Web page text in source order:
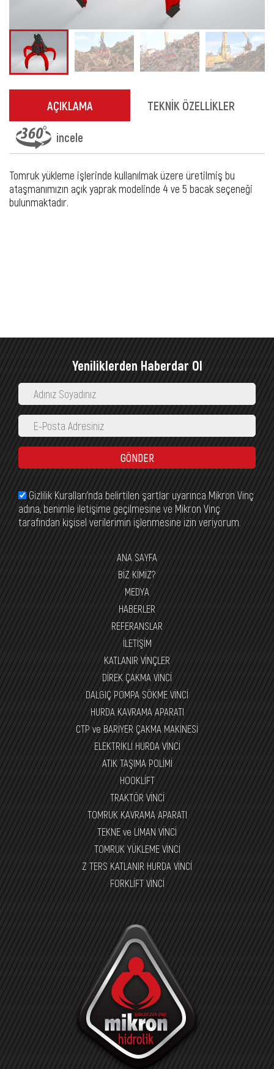
AÇIKLAMA TEKNİK ÖZELLİKLER
incele
Tomruk yükleme işlerinde kullanılmak üzere üretilmiş bu
ataşmanımızın açık yaprak modelinde 4 ve 5 bacak seçeneği
bulunmaktadır.
Yeniliklerden Haberdar Ol
GÖNDER
Gizlilik Kuralları’nda belirtilen şartlar uyarınca Mikron Vinç
adına, benimle iletişime geçilmesine ve Mikron Vinç
tarafından kişisel verilerimin işlenmesine izin veriyorum.
ANA SAYFA
BİZ KİMİZ?
MEDYA
HABERLER
REFERANSLAR
İLETİŞİM
KATLANIR VİNÇLER
DİREK ÇAKMA VİNCİ
DALGIÇ POMPA SÖKME VİNCİ
HURDA KAVRAMA APARATI
CTP ve BARİYER ÇAKMA MAKİNESİ
ELEKTRİKLİ HURDA VİNCİ
ATIK TAŞIMA POLİMİ
HOOKLİFT
TRAKTÖR VİNCİ
TOMRUK KAVRAMA APARATI
TEKNE ve LİMAN VİNCİ
TOMRUK YÜKLEME VİNCİ
Z TERS KATLANIR HURDA VİNCİ
FORKLİFT VİNCİ